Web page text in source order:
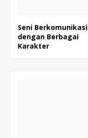
Seni Berkomunikasi
dengan Berbagai
Karakter